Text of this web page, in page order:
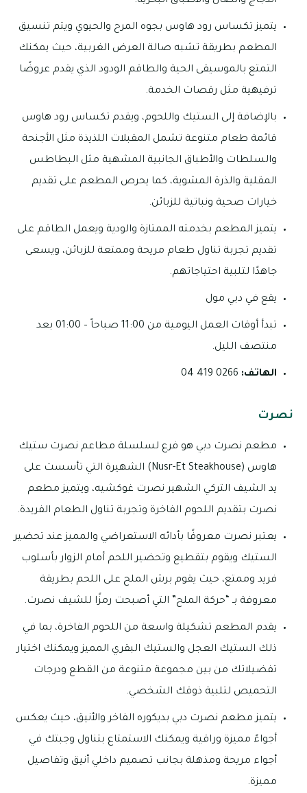
يتميز تكساس رود هاوس بجوه المرح والحيوي ويتم تنسيق
المطعم بطريقة تشبه صالة العرض الغربية، حيث يمكنك
التمتع بالموسيقى الحية والطاقم الودود الذي يقدم عروضًا
ترفيهية مثل رقصات الخدمة.
بالإضافة إلى الستيك واللحوم، ويقدم تكساس رود هاوس
قائمة طعام متنوعة تشمل المقبلات اللذيذة مثل الأجنحة
والسلطات والأطباق الجانبية المشهية مثل البطاطس
المقلية والذرة المشوية، كما يحرص المطعم على تقديم
خيارات صحية ونباتية للزبائن.
يتميز المطعم بخدمته الممتازة والودية ويعمل الطاقم على
تقديم تجربة تناول طعام مريحة وممتعة للزبائن، ويسعى
جاهدًا لتلبية احتياجاتهم.
يقع في دبي مول
تبدأ أوقات العمل اليومية من 11:00 صباحاً – 01:00 بعد
منتصف الليل.
الهاتف:
نصرت
مطعم نصرت دبي هو فرع لسلسلة مطاعم نصرت ستيك
هاوس (Nusr-Et Steakhouse) الشهيرة التي تأسست على
يد الشيف التركي الشهير نصرت غوكشيه، ويتميز مطعم
نصرت بتقديم اللحوم الفاخرة وتجربة تناول الطعام الفريدة.
يعتبر نصرت معروفًا بأدائه الاستعراضي والمميز عند تحضير
الستيك ويقوم بتقطيع وتحضير اللحم أمام الزوار بأسلوب
فريد وممتع، حيث يقوم برش الملح على اللحم بطريقة
معروفة بـ “حركة الملح” التي أصبحت رمزًا للشيف نصرت.
يقدم المطعم تشكيلة واسعة من اللحوم الفاخرة، بما في
ذلك الستيك العجل والستيك البقري المميز ويمكنك اختيار
تفضيلاتك من بين مجموعة متنوعة من القطع ودرجات
التحميص لتلبية ذوقك الشخصي.
يتميز مطعم نصرت دبي بديكوره الفاخر والأنيق، حيث يعكس
أجواءً مميزة وراقية ويمكنك الاستمتاع بتناول وجبتك في
أجواء مريحة ومذهلة بجانب تصميم داخلي أنيق وتفاصيل
مميزة.